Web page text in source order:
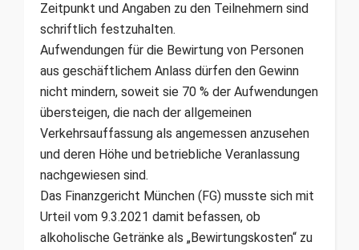
Zeitpunkt und Angaben zu den Teilnehmern sind
schriftlich festzuhalten.
Aufwendungen für die Bewirtung von Personen
aus geschäftlichem Anlass dürfen den Gewinn
nicht mindern, soweit sie 70 % der Aufwendungen
übersteigen, die nach der allgemeinen
Verkehrsauffassung als angemessen anzusehen
und deren Höhe und betriebliche Veranlassung
nachgewiesen sind.
Das Finanzgericht München (FG) musste sich mit
Urteil vom 9.3.2021 damit befassen, ob
alkoholische Getränke als „Bewirtungskosten“ zu